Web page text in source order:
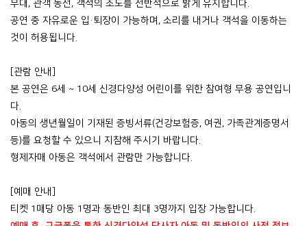
무대 , 관객 동선, 객석의 조도를 전반적으로 밝게 유지합니다
공연 중 자유로운 입 ·퇴장이 가능하며 , 소리를 내거나 객석을 이동하는
것이 허용됩니다
관람 안내
본 공연은 6세 ~ 10세 신경다양성 어린이를 위한 참여형 무용 공연입니
다
아동의 생년월일이 기재된 증빙서류(건강보험증, 여권, 가족관계증명서
등)를 요청할 수 있으니 지참해 주시기 바랍니다
형제자매 아동은 객석에서 관람만 가능합니다
예매 안내
티켓 1 매당 아동 1 명과 동반인 최대 3명까지 입장 가능합니다